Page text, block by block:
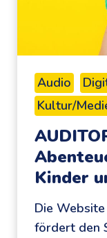
Audio
Kultur/
Kinder
Die
fördert den